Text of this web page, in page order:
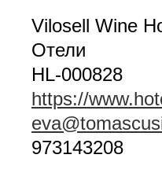
Vilosell Wine
Отели
HL-000828
https://
973143208